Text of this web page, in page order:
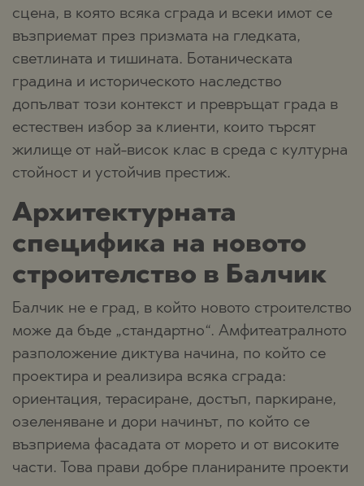
сцена, в която всяка сграда и всеки имот се
възприемат през призмата на гледката,
светлината и тишината. Ботаническата
градина и историческото наследство
допълват този контекст и превръщат града в
естествен избор за клиенти, които търсят
жилище от най-висок клас в среда с културна
стойност и устойчив престиж.
Архитектурната
специфика на новото
строителство в Балчик
Балчик не е град, в който новото строителство
може да бъде „стандартно“. Амфитеатралното
разположение диктува начина, по който се
проектира и реализира всяка сграда:
ориентация, терасиране, достъп, паркиране,
озеленяване и дори начинът, по който се
възприема фасадата от морето и от високите
части. Това прави добре планираните проекти